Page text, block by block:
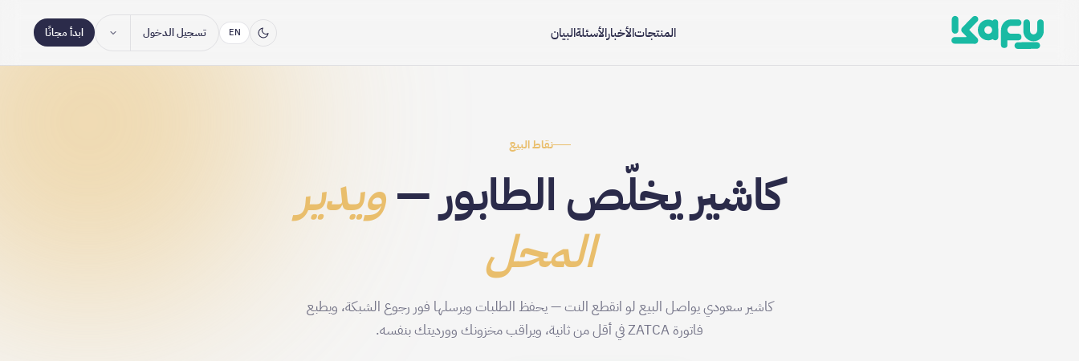
المنتجاتالأخبارالأسئلةالبيان EN تسجيل الدخول ابدأ مجانًا
نقاط البيع
كاشير يخلّص الطابور —ويدير
المحل
كاشير سعودي يواصل البيع لو انقطع النت — يحفظ الطلبات ويرسلها فور رجوع الشبكة، ويطبع
فاتورة ZATCA في أقل من ثانية، ويراقب مخزونك وورديتك بنفسه.